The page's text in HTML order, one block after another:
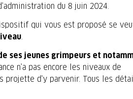
du 8 juin 2024.
qui vous est proposé se
.
ses jeunes grimpeurs et
n’a pas encore les niveaux de
d’y parvenir. Tous les